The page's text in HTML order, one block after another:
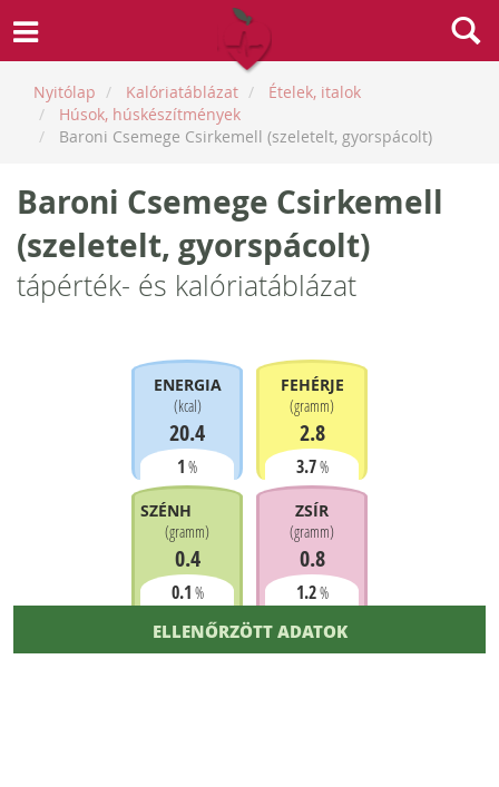
Nyitólap Kalóriatáblázat
Ételek, italok
Húsok, húskészítmények
Baroni Csemege Csirkemell (szeletelt, gyorspácolt)
Baroni Csemege Csirkemell
(szeletelt, gyorspácolt)
tápérték- és kalóriatáblázat
ENERGIA
(kcal)
20.4
1 %
FEHÉRJE
(gramm)
2.8
3.7%
SZÉNHIDRÁT
(gramm)
0.4
0.1 %
ZSÍR
(gramm)
0.8
1.2%
ELLENŐRZÖTT ADATOK